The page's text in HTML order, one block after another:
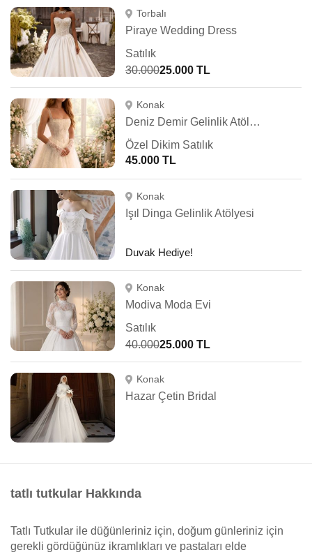
Torbalı
Piraye Wedding Dress
Satılık
30.00025.000 TL
Konak
Deniz Demir Gelinlik Atölyesi
Özel Dikim Satılık
45.000 TL
Konak
Işıl Dinga Gelinlik Atölyesi
Duvak Hediye!
Konak
Modiva Moda Evi
Satılık
40.00025.000 TL
Konak
Hazar Çetin Bridal
tatlı tutkular Hakkında
Tatlı Tutkular ile düğünleriniz için, doğum günleriniz için
gerekli gördüğünüz ikramlıkları ve pastaları elde